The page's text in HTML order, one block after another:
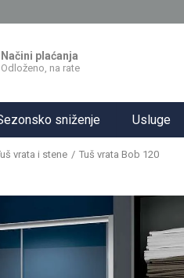
Načini plaćanja
Odloženo, na rate
sniženje Usluge
vrata i stene Tuš vrata Bob 120